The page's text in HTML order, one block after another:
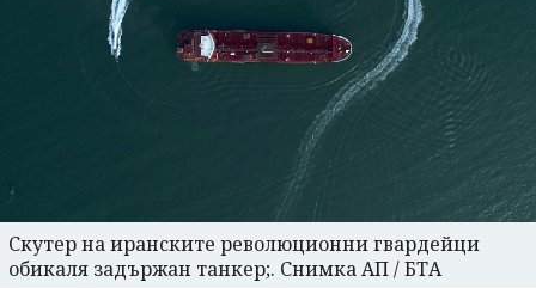
Скутер на иранските революционни гвардейци
обикаля задържан танкер;. Снимка АП / БТА